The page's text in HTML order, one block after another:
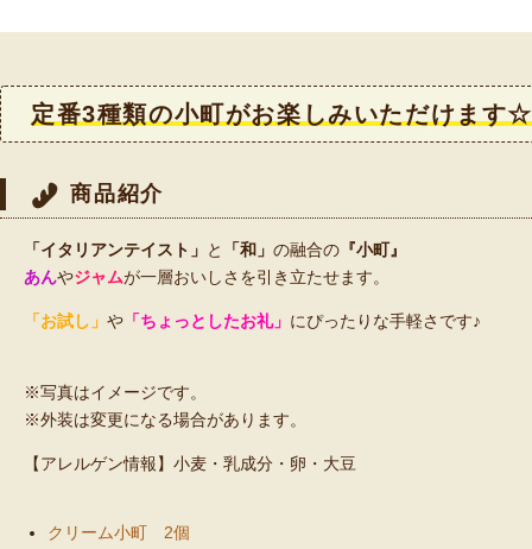
定番3種類の小町がお楽しみいただけます☆
商品紹介
「イタリアンテイスト」 と 「和」 の融合の 『小町』
あんやジャムが一層おいしさを引き立たせます。
「お試し」 や 「ちょっとしたお礼」 にぴったりな手軽さです♪
※写真はイメージです。
※外装は変更になる場合があります。
【アレルゲン情報】小麦・乳成分・卵・大豆
クリーム小町 2個